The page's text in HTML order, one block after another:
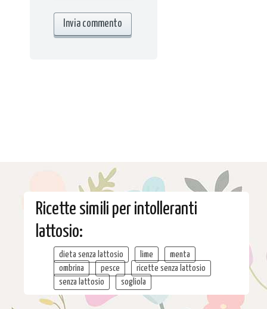
Ricette simili per intolleranti
lattosio:
dieta senza lattosio lime
menta
ombrina
pesce
ricette senza lattosio
senza lattosio
sogliola